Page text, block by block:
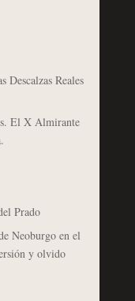
Descalzas Reales
El X Almirante
Prado
Neoburgo en el
y olvido